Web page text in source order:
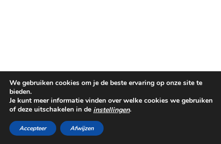
©PINKIT.NL 2014-2025
THEME CREATED BY
We gebruiken cookies om je de beste ervaring op onze site te
bieden.
Je kunt meer informatie vinden over welke cookies we gebruiken
of deze uitschakelen in de instellingen.
Accepteer Afwijzen